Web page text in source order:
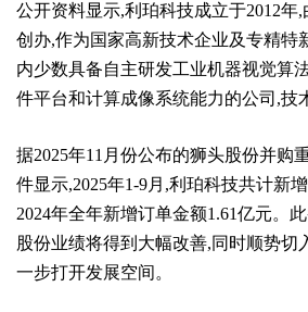
公开资料显示,利珀科技成立于2012年
创办,作为国家高新技术企业及专精特
内少数具备自主研发工业机器视觉算
件平台和计算成像系统能力的公司,技
据2025年11月份公布的狮头股份并购
件显示,2025年1-9月,利珀科技共计新
2024年全年新增订单金额1.61亿元。
股份业绩将得到大幅改善,同时顺势切
一步打开发展空间。